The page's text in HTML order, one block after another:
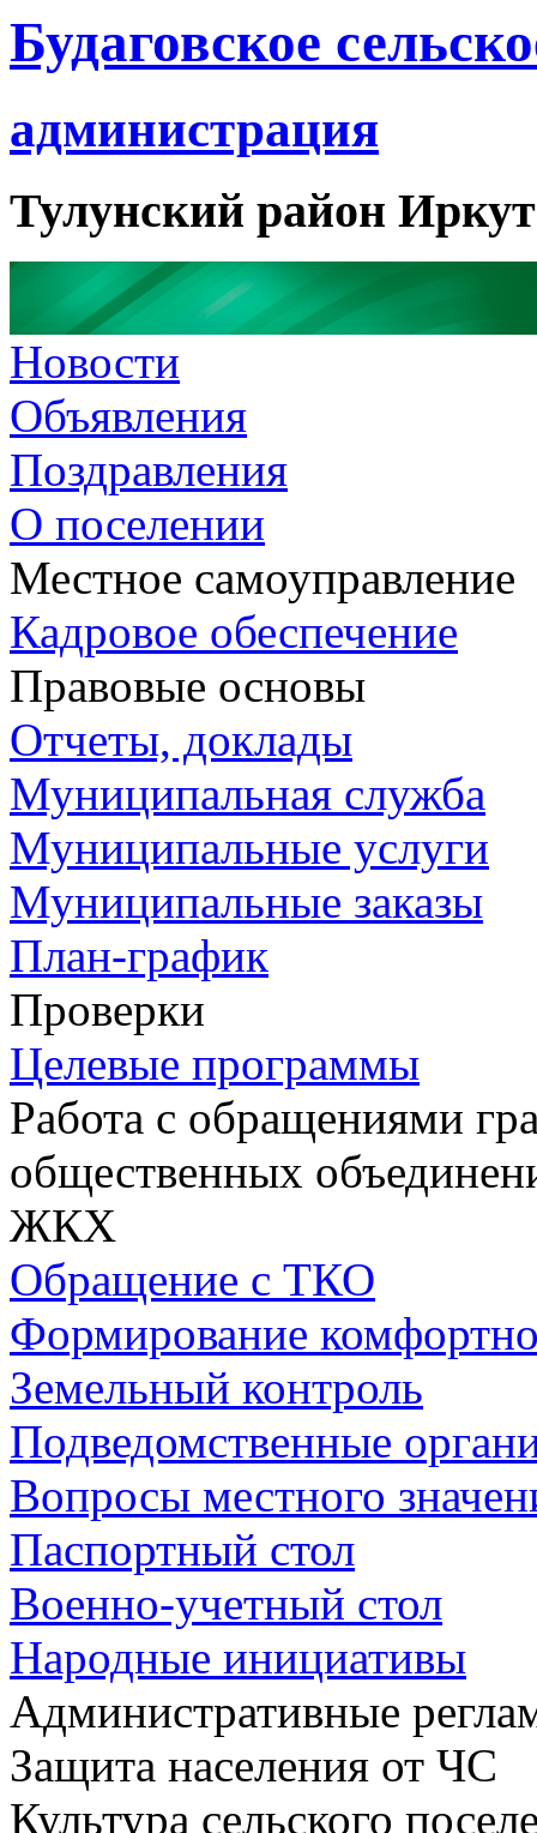
Будаговское
администрация
Тулунский район
Новости
Объявления
Поздравления
О поселении
Местное самоуправление
Кадровое обеспечение
Правовые основы
Отчеты, доклады
Муниципальная служба
Муниципальные услуги
Муниципальные заказы
План-график
Проверки
Целевые программы
Работа с обращениями
общественных
ЖКХ
Обращение с ТКО
Формирование
Земельный контроль
Подведомственные
Вопросы местного
Паспортный стол
Военно-учетный стол
Народные инициативы
Административные
Защита населения от ЧС
Культура сельского